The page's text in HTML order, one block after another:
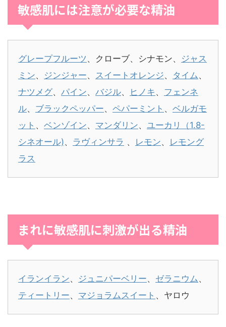
敏感肌には注意が必要な精油
グレープフルーツ 、クローブ、シナモン、 ジャス
ミン、 ジンジャー、 スイートオレンジ、 タイム、
ナツメグ、 パイン、 バジル、 ヒノキ 、 フェンネ
ル、 ブラックペッパー、 ペパーミント 、 ベルガモ
ット 、 ベンゾイン、 マンダリン、 ユーカリ（1.8-
シネオール)、 ラヴィンサラ 、 レモン、 レモング
ラス
まれに敏感肌に刺激が出る精油
イランイラン、 ジュニパーベリー、 ゼラニウム、
ティートリー、 マジョラムスイート 、ヤロウ